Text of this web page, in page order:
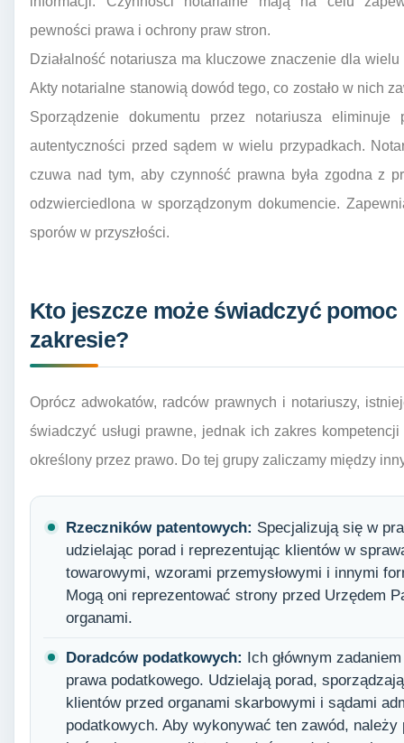
pewności prawa i ochrony praw stron.
Działalność notariusza ma kluczowe znaczenie dla
Akty notarialne stanowią dowód tego, co zostało w nich
Sporządzenie dokumentu przez notariusza eliminuje
autentyczności przed sądem w wielu przypadkach.
czuwa nad tym, aby czynność prawna była zgodna z
odzwierciedlona w sporządzonym dokumencie.
sporów w przyszłości.
Kto jeszcze może świadczyć
zakresie?
Oprócz adwokatów, radców prawnych i notariuszy,
świadczyć usługi prawne, jednak ich zakres
określony przez prawo. Do tej grupy zaliczamy między
Rzeczników patentowych: Specjalizują się w
udzielając porad i reprezentując klientów w
towarowymi, wzorami przemysłowymi i innymi
Mogą oni reprezentować strony przed Urzędem
organami.
Doradców podatkowych:
Ich głównym
prawa podatkowego. Udzielają porad,
klientów przed organami skarbowymi i sądami
podatkowych. Aby wykonywać ten zawód,